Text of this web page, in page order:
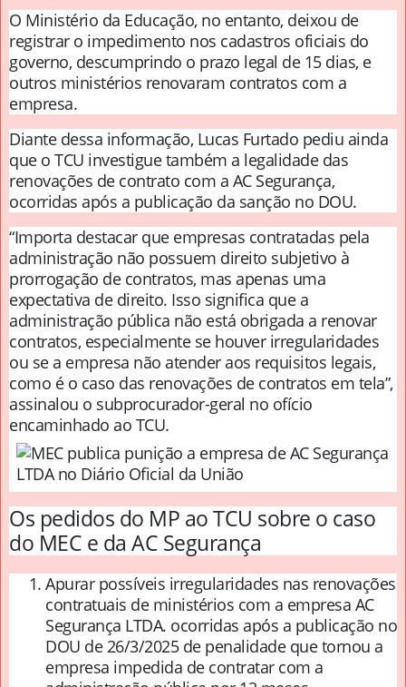
O Ministério da Educação, no entanto, deixou de
registrar o impedimento nos cadastros oficiais do
governo, descumprindo o prazo legal de 15 dias, e
outros ministérios renovaram contratos com a
empresa.
Diante dessa informação, Lucas Furtado pediu ainda
que o TCU investigue também a legalidade das
renovações de contrato com a AC Segurança,
ocorridas após a publicação da sanção no DOU.
“Importa destacar que empresas contratadas pela
administração não possuem direito subjetivo à
prorrogação de contratos, mas apenas uma
expectativa de direito. Isso significa que a
administração pública não está obrigada a renovar
contratos, especialmente se houver irregularidades
ou se a empresa não atender aos requisitos legais,
como é o caso das renovações de contratos em tela”,
assinalou o subprocurador-geral no ofício
encaminhado ao TCU.
Os pedidos do MP ao TCU sobre o caso
do MEC e da AC Segurança
Apurar possíveis irregularidades nas renovações
contratuais de ministérios com a empresa AC
Segurança LTDA. ocorridas após a publicação no
DOU de 26/3/2025 de penalidade que tornou a
empresa impedida de contratar com a